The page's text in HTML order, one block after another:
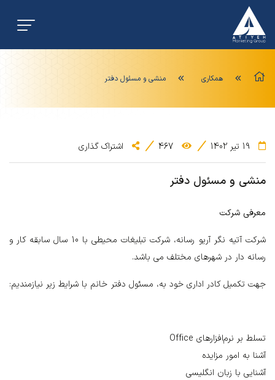
همکاری منشی و مسئول دفتر
19 تیر 1402 467 اشتراک گذاری
منشی و مسئول دفتر
معرفی شرکت
شرکت آتیه نگر آریو رسانه، شرکت تبلیغات محیطی با 10 سال سابقه کار و
رسانه دار در شهرهای مختلف می باشد.
جهت تکمیل کادر اداری خود به، مسئول دفتر خانم با شرایط زیر نیازمندیم:
تسلط بر نرم‌افزارهای Office
آشنا به امور مزایده
آشنایی با زبان انگلیسی